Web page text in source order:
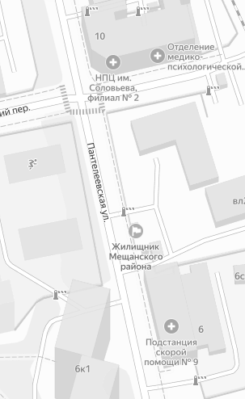
МП-20-F222/2
МП-20-F222/3
МП-20-F257
МП-20-203/1
МП-20-F254
МП-20-191/3
МП-20-F224/2
МП-20-309/1
МП-20-F206
МП-20-F321/1